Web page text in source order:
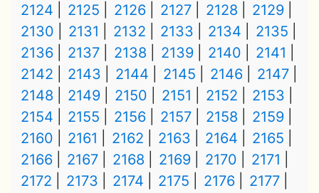
2124 2125 2126 2127 2128
2129
2130
2131 2132 2133 2134
2135
2136
2137 2138 2139 2140
2141
2142
2143 2144 2145 2146
2147
2148
2149 2150 2151 2152
2153
2154
2155 2156 2157 2158
2159
2160
2161 2162 2163 2164
2165
2166
2167 2168 2169 2170
2171
2172
2173 2174 2175 2176
2177